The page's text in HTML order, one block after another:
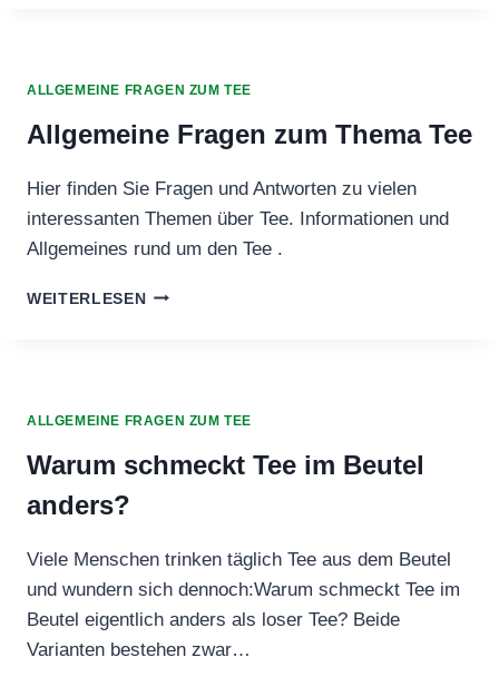
„WUNDER“-
BEGRIFF?
ALLGEMEINE FRAGEN ZUM TEE
Allgemeine Fragen zum Thema Tee
Hier finden Sie Fragen und Antworten zu vielen
interessanten Themen über Tee. Informationen und
Allgemeines rund um den Tee .
WEITERLESENALLGEMEINE
ALLGEMEINE FRAGEN ZUM TEE
Warum schmeckt Tee im Beutel
anders?
Viele Menschen trinken täglich Tee aus dem Beutel
und wundern sich dennoch:Warum schmeckt Tee im
Beutel eigentlich anders als loser Tee? Beide
Varianten bestehen zwar…